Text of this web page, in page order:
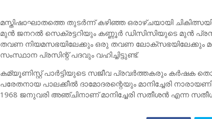
മസ്തിഷാഘാതത്തെ തുടര്‍ന്ന് കഴിഞ്ഞ ഒരാഴ്ചയായി
മുന്‍ ജനറല്‍ സെക്രട്ടറിയും കണ്ണൂര്‍ ഡിസിസിയുടെ മുന്‍
തവണ നിയമസഭയിലേക്കും ഒരു തവണ ലോക്‌സഭയിലേക്കും
സംസ്ഥാന പ്രസിന്റ് പദവും വഹിച്ചിട്ടുണ്ട്.
കമ്യൂണിസ്റ്റ് പാര്‍ട്ടിയുടെ സജീവ പ്രവര്‍ത്തകരും കര്‍ഷക
പരേതനായ പാലക്കീല്‍ ദാമോദരന്റെയും മാനിച്ചേരി
1968 ജനുവരി അഞ്ചിനാണ് മാനിച്ചേരി സതീശന്‍ എന്ന